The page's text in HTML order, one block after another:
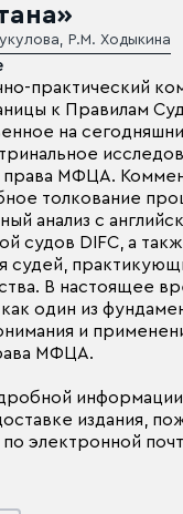
Р.М. Ходыкина
практический
к Правилам
на
права МФЦА.
толкование
анализ с
судов DIFC, а
судей,
В настоящее
один из
и
МФЦА.
издания,
электронной